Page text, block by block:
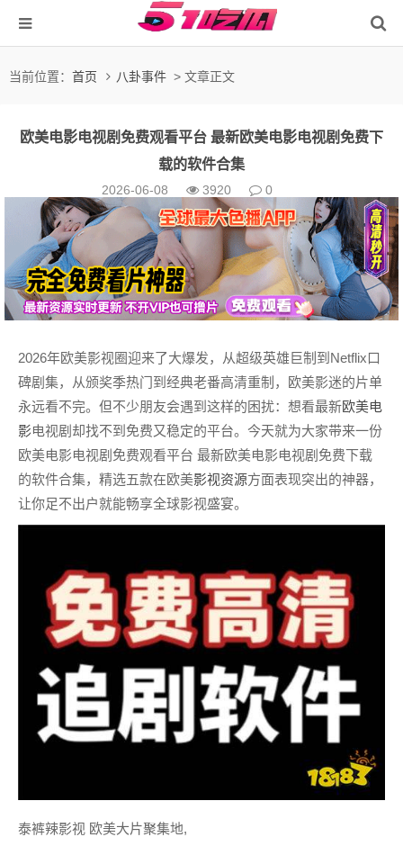
当前位置： 首页 八卦事件 > 文章正文
欧美电影电视剧免费观看平台 最新欧美电影电视剧免费下
载的软件合集
2026-06-08 3920 0
2026年欧美影视圈迎来了大爆发，从超级英雄巨制到Netflix口
碑剧集，从颁奖季热门到经典老番高清重制，欧美影迷的片单
永远看不完。但不少朋友会遇到这样的困扰：想看最新欧美电
影电视剧却找不到免费又稳定的平台。今天就为大家带来一份
欧美电影电视剧免费观看平台 最新欧美电影电视剧免费下载
的软件合集，精选五款在欧美影视资源方面表现突出的神器，
让你足不出户就能畅享全球影视盛宴。
泰裤辣影视 欧美大片聚集地,